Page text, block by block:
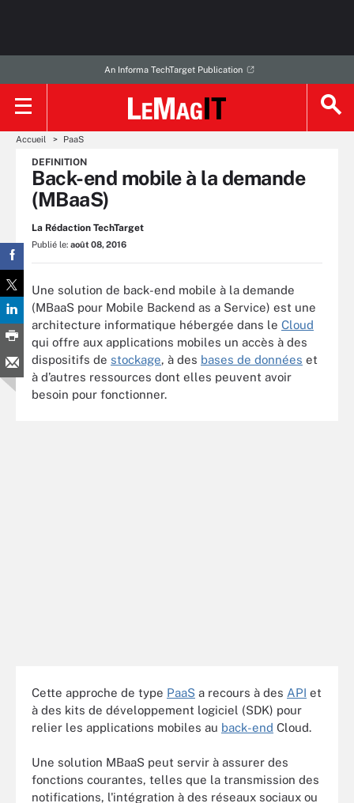
An Informa TechTarget Publication
Accueil PaaS
DEFINITION
Back-end mobile à la demande
(MBaaS)
La Rédaction TechTarget
Publié le: août 08, 2016
Une solution de back-end mobile à la demande
(MBaaS pour Mobile Backend as a Service) est une
architecture informatique hébergée dans le Cloud
qui offre aux applications mobiles un accès à des
dispositifs de stockage, à des bases de données et
à d’autres ressources dont elles peuvent avoir
besoin pour fonctionner.
Cette approche de type PaaS a recours à des API et
à des kits de développement logiciel (SDK) pour
relier les applications mobiles au back-end Cloud.
Une solution MBaaS peut servir à assurer des
fonctions courantes, telles que la transmission des
notifications, l'intégration à des réseaux sociaux ou